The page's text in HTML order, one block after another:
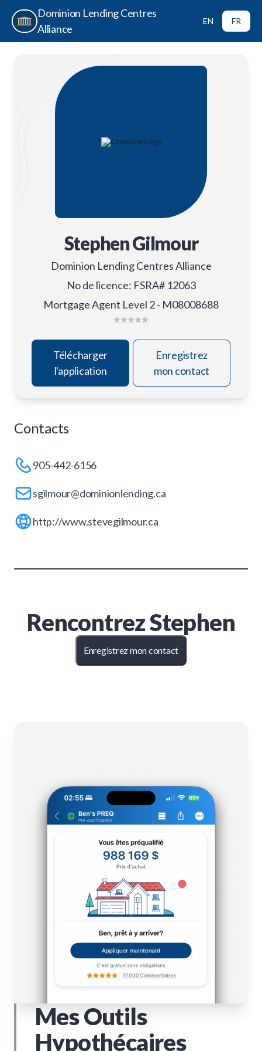
Dominion Lending Centres
Alliance
EN FR
Stephen Gilmour
Dominion Lending Centres Alliance
No de licence: FSRA# 12063
Mortgage Agent Level 2 - M08008688
Télécharger
l'application
Enregistrez
mon contact
Contacts
905-442-6156
sgilmour@dominionlending.ca
http://www.stevegilmour.ca
RencontrezStephen
Enregistrez mon contact
Mes Outils
Hypothécaires